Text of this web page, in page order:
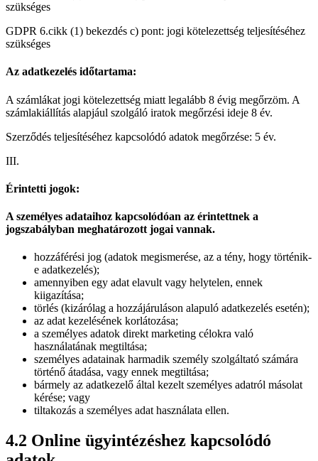
szükséges
GDPR 6.cikk (1) bekezdés c) pont: jogi kötelezettség teljesítéséhez
szükséges
Az adatkezelés időtartama:
A számlákat jogi kötelezettség miatt legalább 8 évig megőrzöm. A
számlakiállítás alapjául szolgáló iratok megőrzési ideje 8 év.
Szerződés teljesítéséhez kapcsolódó adatok megőrzése: 5 év.
III.
Érintetti jogok:
A személyes adataihoz kapcsolódóan az érintettnek a
jogszabályban meghatározott jogai vannak.
hozzáférési jog (adatok megismerése, az a tény, hogy történik-
e adatkezelés);
amennyiben egy adat elavult vagy helytelen, ennek
kiigazítása;
törlés (kizárólag a hozzájáruláson alapuló adatkezelés esetén);
az adat kezelésének korlátozása;
a személyes adatok direkt marketing célokra való
használatának megtiltása;
személyes adatainak harmadik személy szolgáltató számára
történő átadása, vagy ennek megtiltása;
bármely az adatkezelő által kezelt személyes adatról másolat
kérése; vagy
tiltakozás a személyes adat használata ellen.
4.2 Online ügyintézéshez kapcsolódó